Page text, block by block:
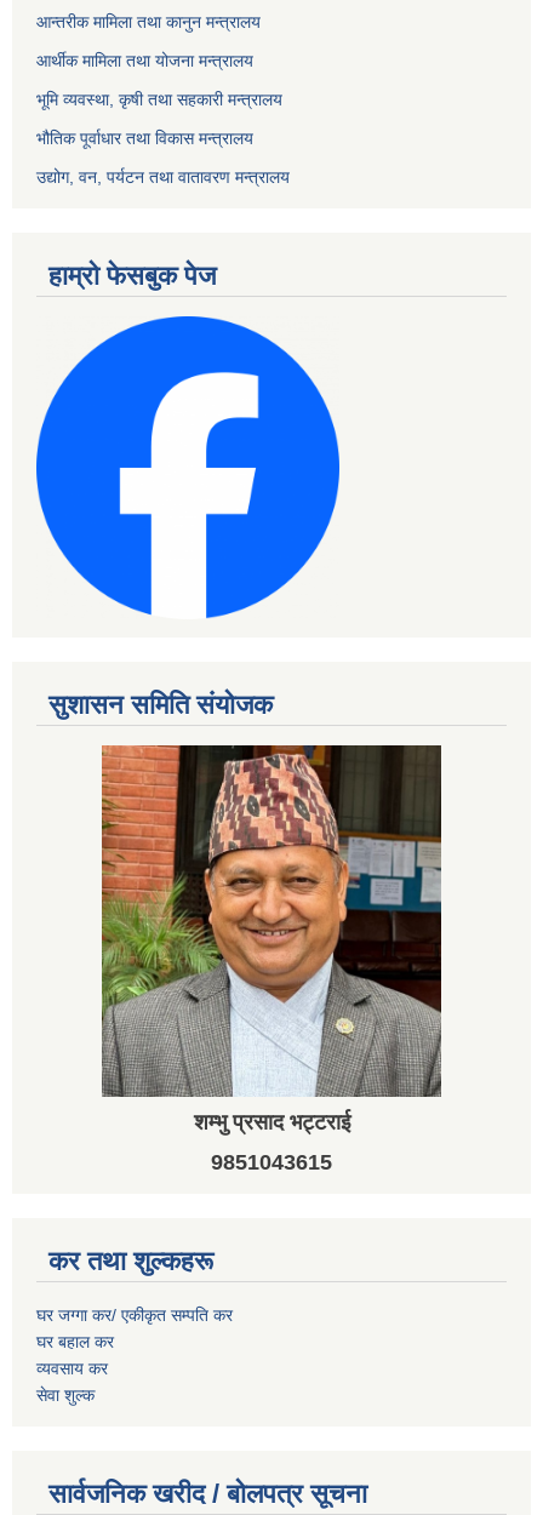
आन्तरीक मामिला तथा कानुन मन्त्रालय
आर्थीक मामिला तथा योजना मन्त्रालय
भूमि व्यवस्था, कृषी तथा सहकारी मन्त्रालय
भौतिक पूर्वाधार तथा विकास मन्त्रालय
उद्योग, वन, पर्यटन तथा वातावरण मन्त्रालय
हाम्रो फेसबुक पेज
सुशासन समिति संयोजक
शम्भु प्रसाद भट्टराई
9851043615
कर तथा शुल्कहरू
घर जग्गा कर/ एकीकृत सम्पति कर
घर बहाल कर
व्यवसाय कर
सेवा शुल्क
सार्वजनिक खरीद / बोलपत्र सूचना